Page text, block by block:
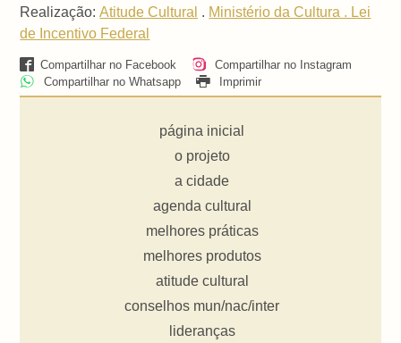
Realização:Atitude Cultural . Ministério da Cultura . Lei
de Incentivo Federal
Compartilhar no Facebook
Compartilhar no Instagram
Compartilhar no Whatsapp
Imprimir
página inicial
o projeto
a cidade
agenda cultural
melhores práticas
melhores produtos
atitude cultural
conselhos mun/nac/inter
lideranças